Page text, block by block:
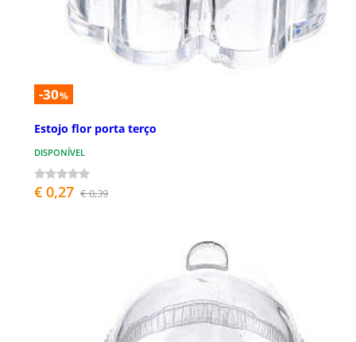
-30%
Estojo flor porta terço
DISPONÍVEL
€ 0,27 € 0,39